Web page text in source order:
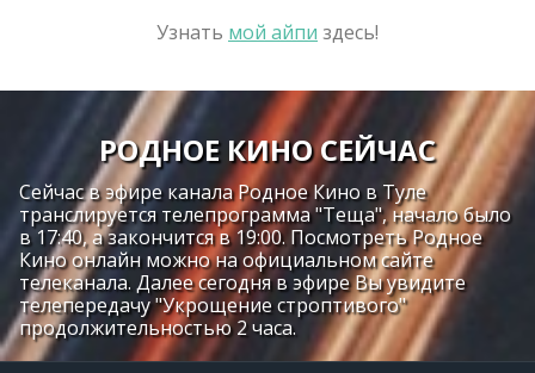
Узнать мой айпи здесь!
РОДНОЕ КИНО СЕЙЧАС
Сейчас в эфире канала Родное Кино в Туле
транслируется телепрограмма "Теща", начало было
в 17:40, а закончится в 19:00. Посмотреть Родное
Кино онлайн можно на официальном сайте
телеканала. Далее сегодня в эфире Вы увидите
телепередачу "Укрощение строптивого"
продолжительностью 2 часа.